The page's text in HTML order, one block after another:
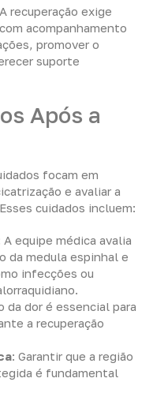
recuperação exige
acompanhamento
promover o
suporte
Após a
focam em
e avaliar a
cuidados incluem:
A equipe médica avalia
da medula espinhal e
infecções ou
da dor é essencial para
a recuperação
: Garantir que a região
é fundamental